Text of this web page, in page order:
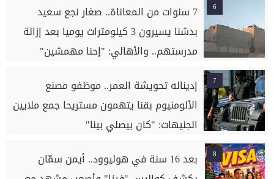
6
7 سنوات من المعاناة.. صغار نجع سعيد
بدشنا يسيرون 3 كيلومترات يوميا بعد إزالة
مدرستهم.. والأهالي: "إحنا مهمشين"
7
إديناله تحويشة العمر.. موظفو مصنع
الألومنيوم بقنا يتهمون مستريحا جمع ملايين
الجنيهات: "كان بيصلي بينا"
8
بعد 16 سنة في هوليوود.. أيمن سمّان